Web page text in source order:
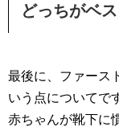
どっちがベ
最後に、ファース
いう点についてで
赤ちゃんが靴下に